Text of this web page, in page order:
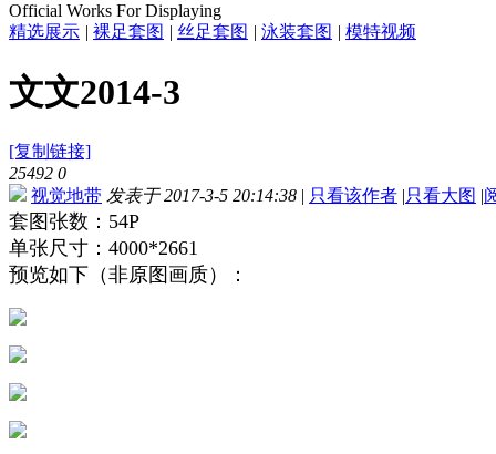
Official Works For Displaying
精选展示 | 裸足套图 | 丝足套图 | 泳装套图 | 模特视频
文文2014-3
[复制链接]
25492 0
视觉地带 发表于 2017-3-5 20:14:38 | 只看该作者 |只看大图 |
套图张数：54P
单张尺寸：4000*2661
预览如下（非原图画质）：